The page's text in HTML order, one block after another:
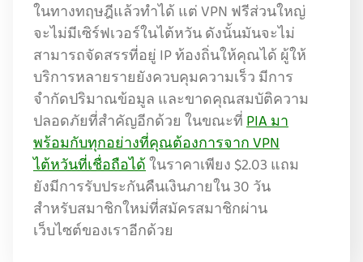
ในทางทฤษฎีแล้วทำได้ แต่ VPN ฟรีส่วนใหญ่
จะไม่มีเซิร์ฟเวอร์ในไต้หวัน ดังนั้นมันจะไม่
สามารถจัดสรรที่อยู่ IP ท้องถิ่นให้คุณได้ ผู้ให้
บริการหลายรายยังควบคุมความเร็ว มีการ
จำกัดปริมาณข้อมูล และขาดคุณสมบัติความ
ปลอดภัยที่สำคัญอีกด้วย ในขณะที่PIA มา
พร้อมกับทุกอย่างที่คุณต้องการจาก VPN
ไต้หวันที่เชื่อถือได้ในราคาเพียง$2.03แถม
ยังมีการรับประกันคืนเงินภายใน 30 วัน
สำหรับสมาชิกใหม่ที่สมัครสมาชิกผ่าน
เว็บไซต์ของเราอีกด้วย